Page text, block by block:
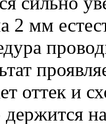
2 мм
оттек и
держится